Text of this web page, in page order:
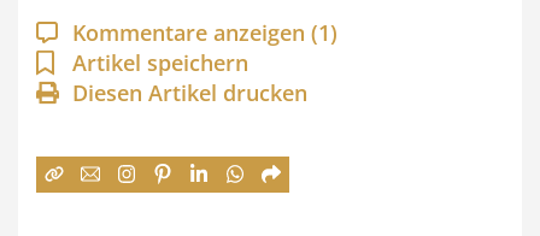
a
n
n
:
Kommentare anzeigen (1)
Artikel speichern
Diesen Artikel drucken